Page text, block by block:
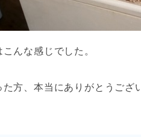
んな感じでした。
た方、本当にありがとうご